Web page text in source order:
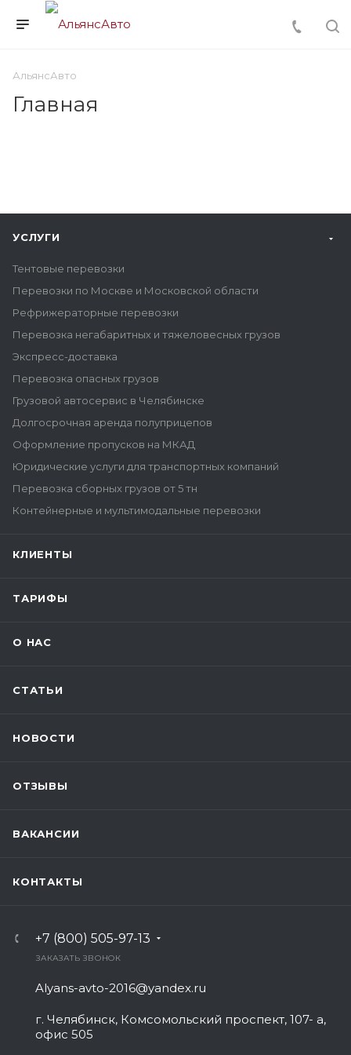
АльянсАвто
Главная
УСЛУГИ
Тентовые перевозки
Перевозки по Москве и Московской области
Рефрижераторные перевозки
Перевозка негабаритных и тяжеловесных грузов
Экспресс-доставка
Перевозка опасных грузов
Грузовой автосервис в Челябинске
Долгосрочная аренда полуприцепов
Оформление пропусков на МКАД
Юридические услуги для транспортных компаний
Перевозка сборных грузов от 5 тн
Контейнерные и мультимодальные перевозки
КЛИЕНТЫ
ТАРИФЫ
О НАС
СТАТЬИ
НОВОСТИ
ОТЗЫВЫ
ВАКАНСИИ
КОНТАКТЫ
+7 (800) 505-97-13
ЗАКАЗАТЬ ЗВОНОК
Alyans-avto-2016@yandex.ru
г. Челябинск, Комсомольский проспект, 107- а,
офис 505